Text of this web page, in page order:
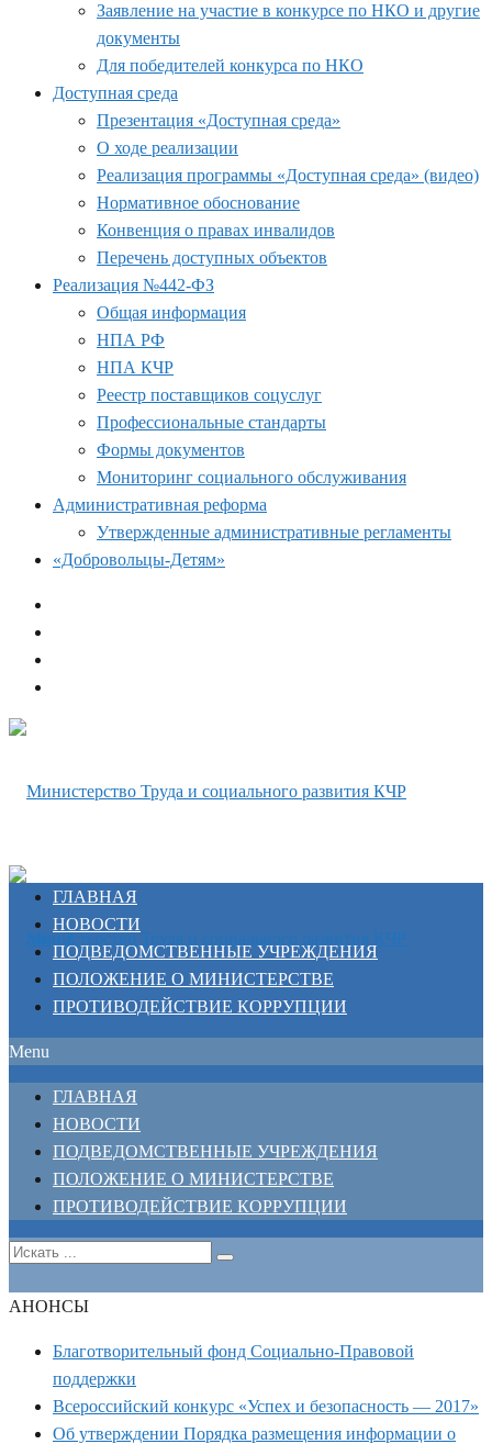
Заявление на участие в конкурсе по НКО и другие
документы
Для победителей конкурса по НКО
Доступная среда
Презентация «Доступная среда»
О ходе реализации
Реализация программы «Доступная среда» (видео)
Нормативное обоснование
Конвенция о правах инвалидов
Перечень доступных объектов
Реализация №442-ФЗ
Общая информация
НПА РФ
НПА КЧР
Реестр поставщиков соцуслуг
Профессиональные стандарты
Формы документов
Мониторинг социального обслуживания
Административная реформа
Утвержденные административные регламенты
«Добровольцы-Детям»
ГЛАВНАЯ
НОВОСТИ
ПОДВЕДОМСТВЕННЫЕ УЧРЕЖДЕНИЯ
ПОЛОЖЕНИЕ О МИНИСТЕРСТВЕ
ПРОТИВОДЕЙСТВИЕ КОРРУПЦИИ
Menu
ГЛАВНАЯ
НОВОСТИ
ПОДВЕДОМСТВЕННЫЕ УЧРЕЖДЕНИЯ
ПОЛОЖЕНИЕ О МИНИСТЕРСТВЕ
ПРОТИВОДЕЙСТВИЕ КОРРУПЦИИ
АНОНСЫ
Благотворительный фонд Социально-Правовой
поддержки
Всероссийский конкурс «Успех и безопасность — 2017»
Об утверждении Порядка размещения информации о